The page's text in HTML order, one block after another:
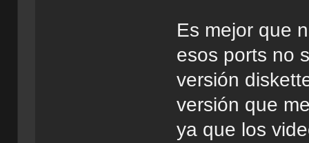
Es mejor que
esos ports no
versión
versión que
ya que los